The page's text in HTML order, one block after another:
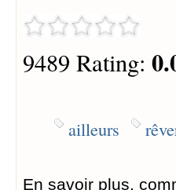
9489 Rating:
ailleurs
En savoir plus,